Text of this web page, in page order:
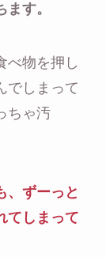
す。
べ物を押し
でしまって
ちゃ汚
、ずーっと
てしまって